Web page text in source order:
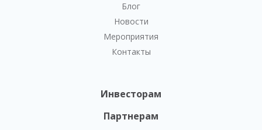
Блог
Новости
Мероприятия
Контакты
Инвесторам
Партнерам